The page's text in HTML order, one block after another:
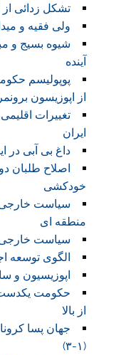
تشکل زدائی
ولی فقیه و
شیوه بسیج و
آینده
پوپولیسم
از اپوزیسون
تغییرات
ایران
داغ بی آبی در
اصلاح طلبان
خودکشی
سیاست خارجی
منطقه ای
سیاست خارجی
الگوی توسعه
اپوزیسیون و
حکومت یکدست
از بالا
جهان پسا
(۱-۳)